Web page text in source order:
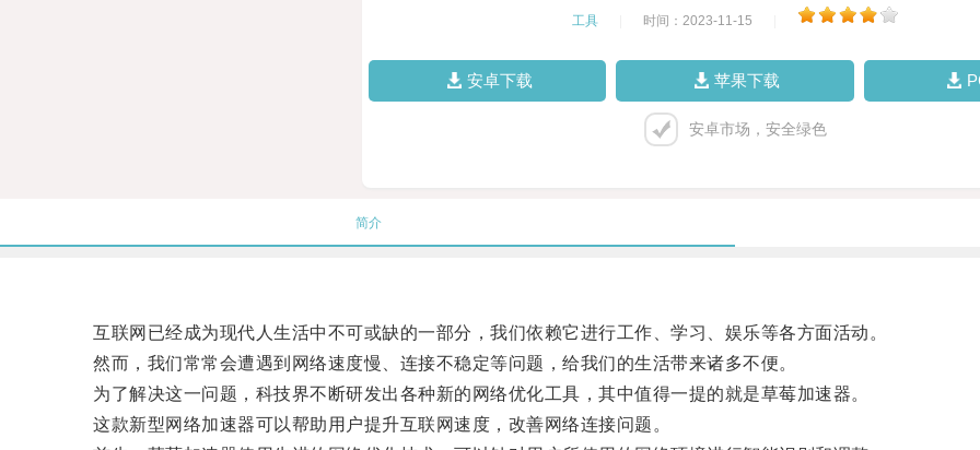
工具 时间：2023-11-15
安卓下载 苹果下载
安卓市场，安全绿色
简介
互联网已经成为现代人生活中不可或缺的一部分，我们依赖它进行工作、学习、娱乐等各方面活动。
然而，我们常常会遭遇到网络速度慢、连接不稳定等问题，给我们的生活带来诸多不便。
为了解决这一问题，科技界不断研发出各种新的网络优化工具，其中值得一提的就是草莓加速器。
这款新型网络加速器可以帮助用户提升互联网速度，改善网络连接问题。